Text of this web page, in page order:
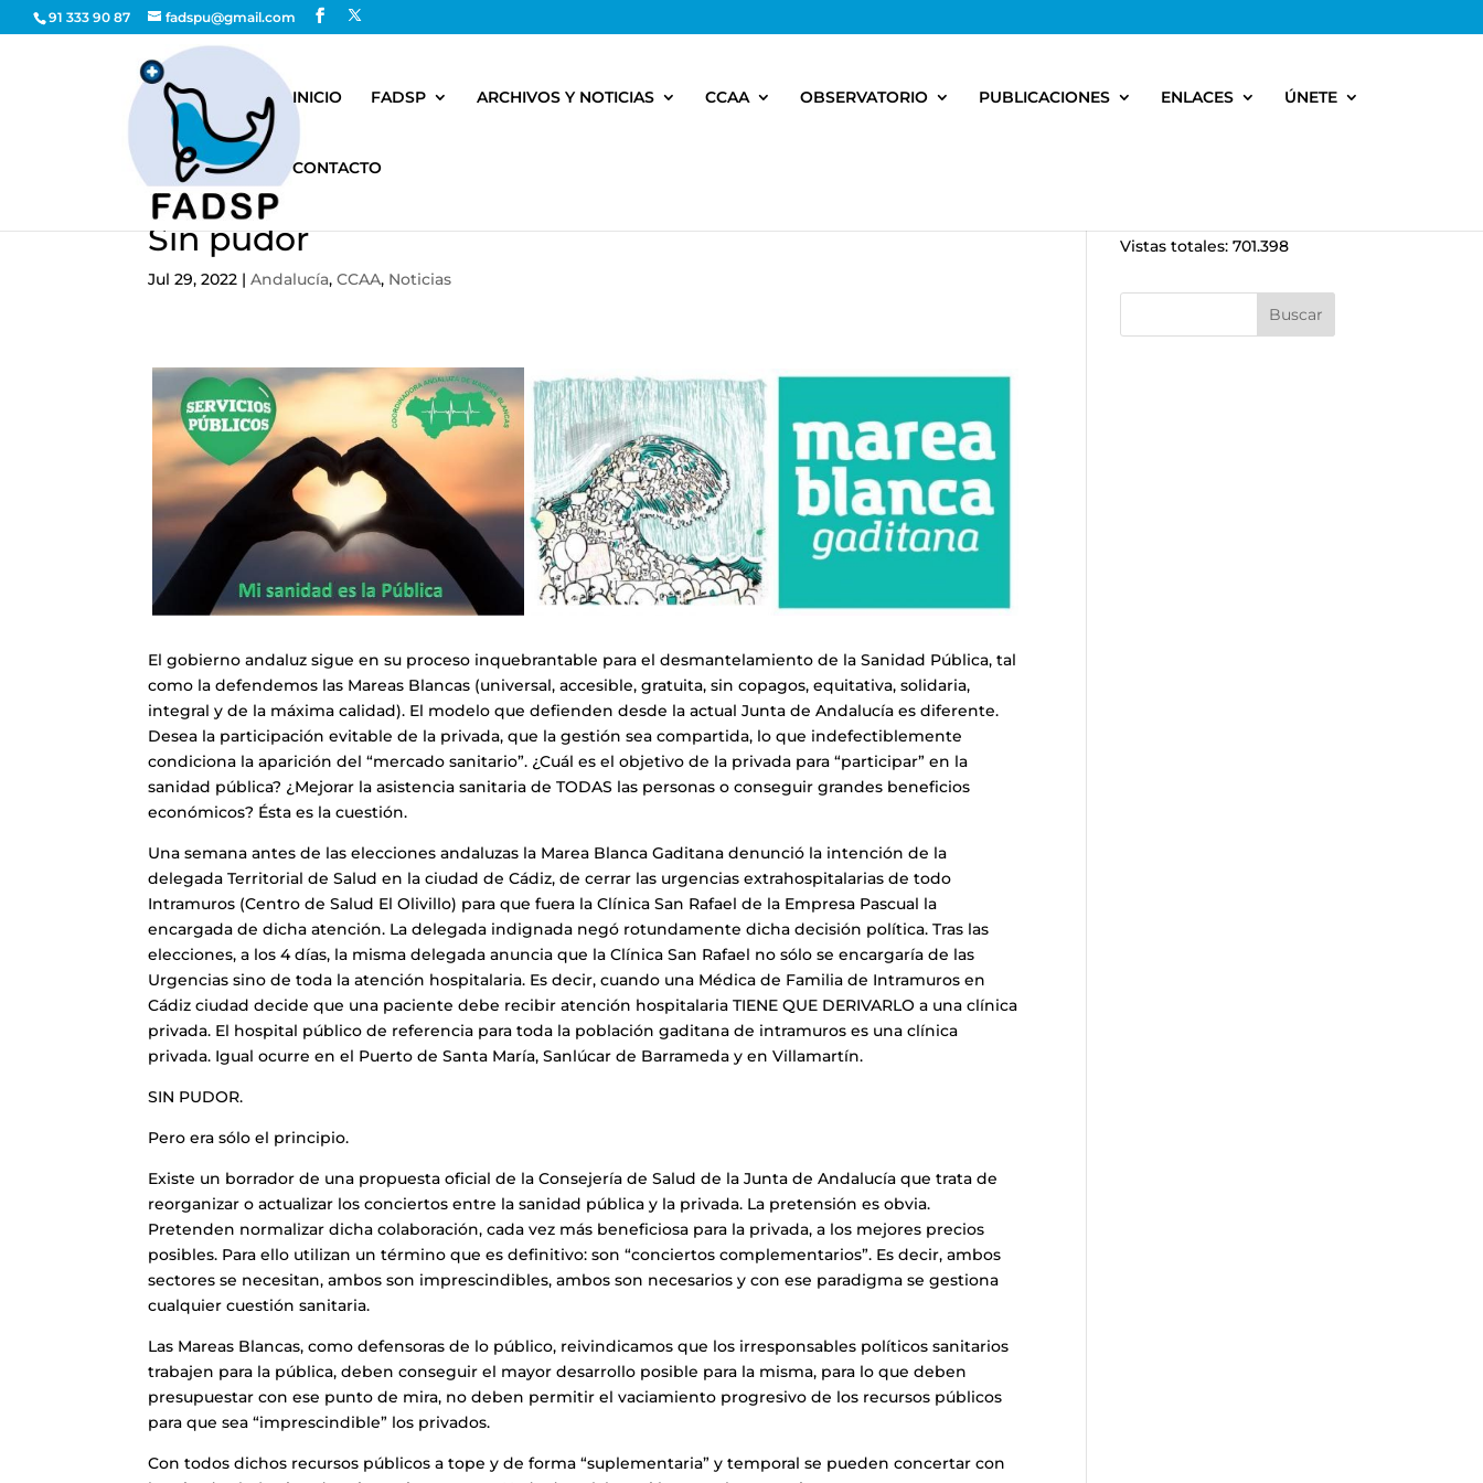
91 333 90 87 fadspu@gmail.com
INICIO FADSP ARCHIVOS Y NOTICIAS CCAA OBSERVATORIO PUBLICACIONES ENLACES ÚNETE
CONTACTO
Sin pudor
Jul 29, 2022 |Andalucía,CCAA, Noticias
El gobierno andaluz sigue en su proceso inquebrantable para el desmantelamiento de la Sanidad Pública, tal
como la defendemos las Mareas Blancas (universal, accesible, gratuita, sin copagos, equitativa, solidaria,
integral y de la máxima calidad). El modelo que defienden desde la actual Junta de Andalucía es diferente.
Desea la participación evitable de la privada, que la gestión sea compartida, lo que indefectiblemente
condiciona la aparición del “mercado sanitario”. ¿Cuál es el objetivo de la privada para “participar” en la
sanidad pública? ¿Mejorar la asistencia sanitaria de TODAS las personas o conseguir grandes beneficios
económicos? Ésta es la cuestión.
Una semana antes de las elecciones andaluzas la Marea Blanca Gaditana denunció la intención de la
delegada Territorial de Salud en la ciudad de Cádiz, de cerrar las urgencias extrahospitalarias de todo
Intramuros (Centro de Salud El Olivillo) para que fuera la Clínica San Rafael de la Empresa Pascual la
encargada de dicha atención. La delegada indignada negó rotundamente dicha decisión política. Tras las
elecciones, a los 4 días, la misma delegada anuncia que la Clínica San Rafael no sólo se encargaría de las
Urgencias sino de toda la atención hospitalaria. Es decir, cuando una Médica de Familia de Intramuros en
Cádiz ciudad decide que una paciente debe recibir atención hospitalaria TIENE QUE DERIVARLO a una clínica
privada. El hospital público de referencia para toda la población gaditana de intramuros es una clínica
privada. Igual ocurre en el Puerto de Santa María, Sanlúcar de Barrameda y en Villamartín.
SIN PUDOR.
Pero era sólo el principio.
Existe un borrador de una propuesta oficial de la Consejería de Salud de la Junta de Andalucía que trata de
reorganizar o actualizar los conciertos entre la sanidad pública y la privada. La pretensión es obvia.
Pretenden normalizar dicha colaboración, cada vez más beneficiosa para la privada, a los mejores precios
posibles. Para ello utilizan un término que es definitivo: son “conciertos complementarios”. Es decir, ambos
sectores se necesitan, ambos son imprescindibles, ambos son necesarios y con ese paradigma se gestiona
cualquier cuestión sanitaria.
Las Mareas Blancas, como defensoras de lo público, reivindicamos que los irresponsables políticos sanitarios
trabajen para la pública, deben conseguir el mayor desarrollo posible para la misma, para lo que deben
presupuestar con ese punto de mira, no deben permitir el vaciamiento progresivo de los recursos públicos
para que sea “imprescindible” los privados.
Con todos dichos recursos públicos a tope y de forma “suplementaria” y temporal se pueden concertar con
Vistas totales:701.398